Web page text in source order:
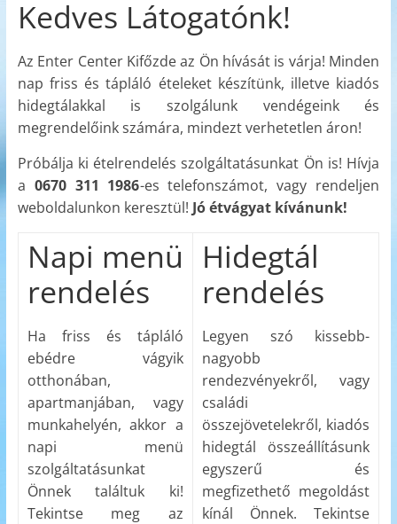
Kedves Látogatónk!
Az Enter Center Kifőzde az Ön hívását is várja! Minden
nap friss és tápláló ételeket készítünk, illetve kiadós
hidegtálakkal is szolgálunk vendégeink és
megrendelőink számára, mindezt verhetetlen áron!
Próbálja ki ételrendelés szolgáltatásunkat Ön is! Hívja
a 0670 311 1986-es telefonszámot, vagy rendeljen
weboldalunkon keresztül! Jó étvágyat kívánunk!
Napi menü
rendelés
Ha friss és tápláló
ebédre vágyik
otthonában,
apartmanjában, vagy
munkahelyén, akkor a
napi menü
szolgáltatásunkat
Önnek találtuk ki!
Tekintse meg az
Hidegtál
rendelés
Legyen szó kissebb-
nagyobb
rendezvényekről, vagy
családi
összejövetelekről, kiadós
hidegtál összeállításunk
egyszerű és
megfizethető megoldást
kínál Önnek. Tekintse